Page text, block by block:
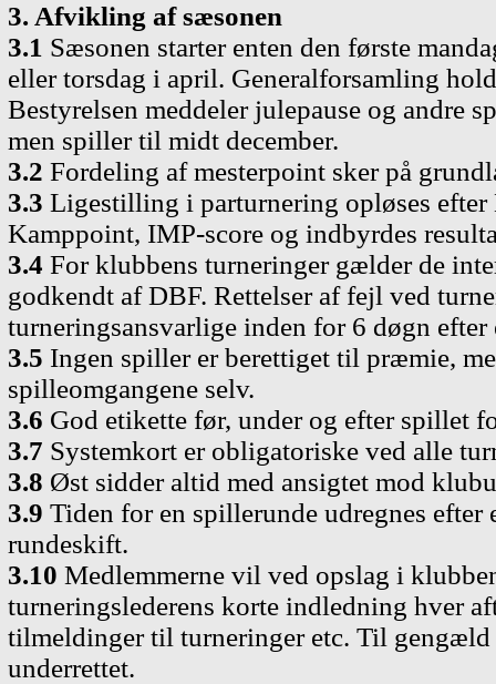
3. Afvikling af sæsonen
3.1 Sæsonen starter enten den første
eller torsdag i april. Generalforsamling
Bestyrelsen meddeler julepause og andre
men spiller til midt december.
3.2 Fordeling af mesterpoint sker på
3.3 Ligestilling i parturnering opløses efter
Kamppoint, IMP-score og indbyrdes
3.4 For klubbens turneringer gælder de
godkendt af DBF. Rettelser af fejl ved
turneringsansvarlige inden for 6 døgn efter
3.5 Ingen spiller er berettiget til præmie,
spilleomgangene selv.
3.6 God etikette før, under og efter spillet
3.7 Systemkort er obligatoriske ved alle
3.8 Øst sidder altid med ansigtet mod
3.9 Tiden for en spillerunde udregnes
rundeskift.
3.10 Medlemmerne vil ved opslag i
turneringslederens korte indledning hver
tilmeldinger til turneringer etc. Til gengæld
underrettet.